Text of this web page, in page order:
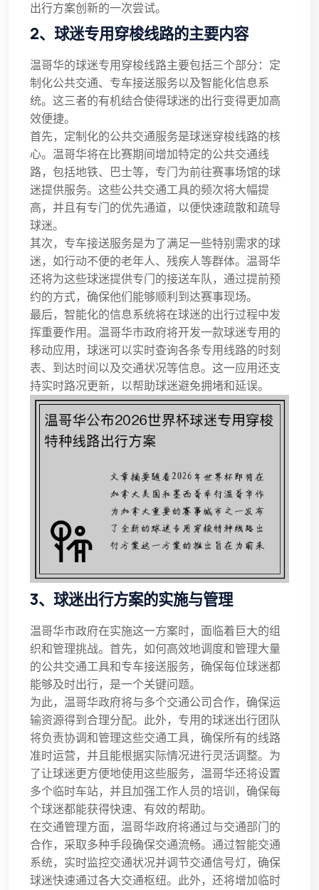
出行方案创新的一次尝试。
2、球迷专用穿梭线路的主要内容
温哥华的球迷专用穿梭线路主要包括三个部分：定
制化公共交通、专车接送服务以及智能化信息系
统。这三者的有机结合使得球迷的出行变得更加高
效便捷。
首先，定制化的公共交通服务是球迷穿梭线路的核
心。温哥华将在比赛期间增加特定的公共交通线
路，包括地铁、巴士等，专门为前往赛事场馆的球
迷提供服务。这些公共交通工具的频次将大幅提
高，并且有专门的优先通道，以便快速疏散和疏导
球迷。
其次，专车接送服务是为了满足一些特别需求的球
迷，如行动不便的老年人、残疾人等群体。温哥华
还将为这些球迷提供专门的接送车队，通过提前预
约的方式，确保他们能够顺利到达赛事现场。
最后，智能化的信息系统将在球迷的出行过程中发
挥重要作用。温哥华市政府将开发一款球迷专用的
移动应用，球迷可以实时查询各条专用线路的时刻
表、到达时间以及交通状况等信息。这一应用还支
持实时路况更新，以帮助球迷避免拥堵和延误。
3、球迷出行方案的实施与管理
温哥华市政府在实施这一方案时，面临着巨大的组
织和管理挑战。首先，如何高效地调度和管理大量
的公共交通工具和专车接送服务，确保每位球迷都
能够及时出行，是一个关键问题。
为此，温哥华政府将与多个交通公司合作，确保运
输资源得到合理分配。此外，专用的球迷出行团队
将负责协调和管理这些交通工具，确保所有的线路
准时运营，并且能根据实际情况进行灵活调整。为
了让球迷更方便地使用这些服务，温哥华还将设置
多个临时车站，并且加强工作人员的培训，确保每
个球迷都能获得快速、有效的帮助。
在交通管理方面，温哥华政府将通过与交通部门的
合作，采取多种手段确保交通流畅。通过智能交通
系统，实时监控交通状况并调节交通信号灯，确保
球迷快速通过各大交通枢纽。此外，还将增加临时